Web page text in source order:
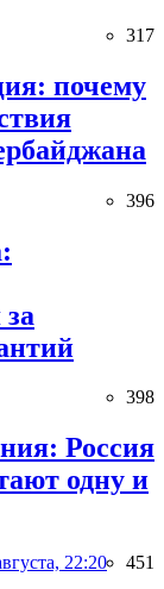
317
почему
396
398
Россия
одну и
22:20 451